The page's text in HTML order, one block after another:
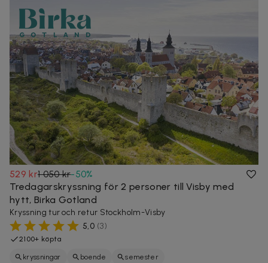
529 kr1 050 kr-50%
Tredagarskryssning för 2 personer till Visby med
hytt, Birka Gotland
Kryssning tur och retur Stockholm-Visby
5,0 (3)
2100+ köpta
kryssningar boende semester